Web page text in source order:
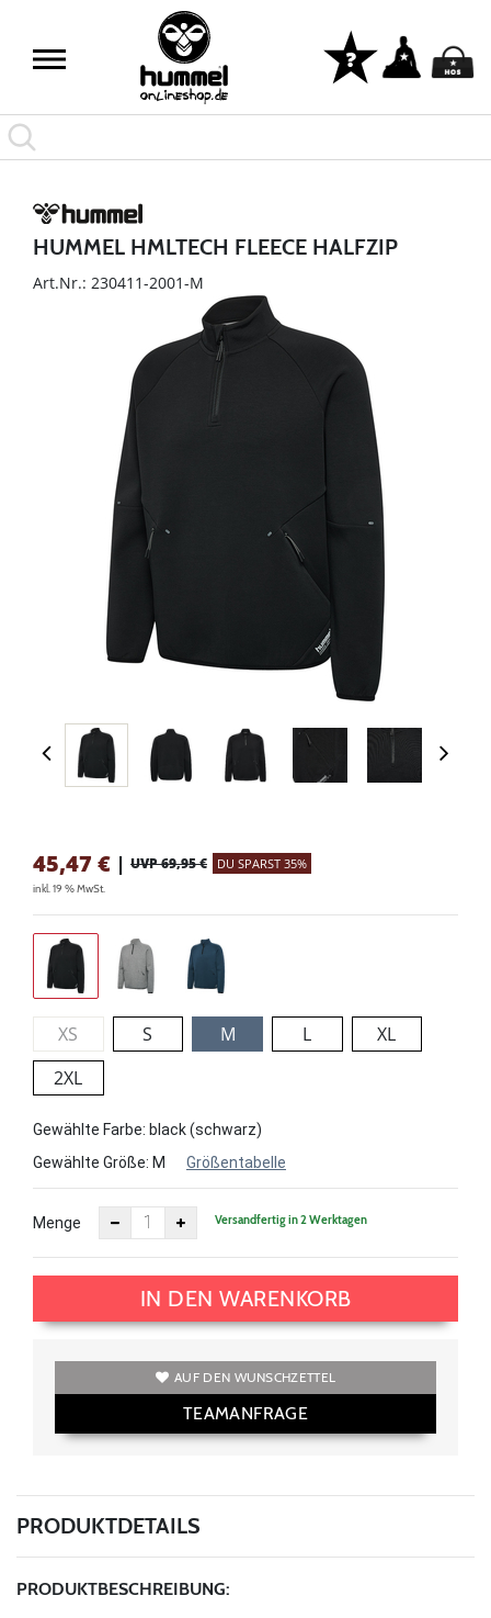
HUMMEL HMLTECH FLEECE HALFZIP
Art.Nr.: 230411-2001-M
45,47 € | UVP 69,95 € DU SPARST 35%
inkl. 19 % MwSt.
XS S M L
XL
2XL
Gewählte Farbe: black (schwarz)
Gewählte Größe: M Größentabelle
Menge Versandfertig in 2 Werktagen
IN DEN WARENKORB
AUF DEN WUNSCHZETTEL
TEAMANFRAGE
PRODUKTDETAILS
PRODUKTBESCHREIBUNG: